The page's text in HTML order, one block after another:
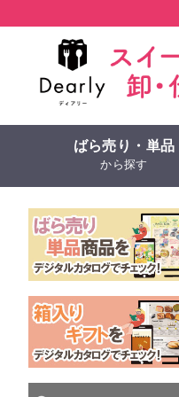
ばら売り・単品
から探す